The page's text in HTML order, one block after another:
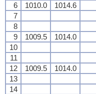
6
1010.0 1014.6
7
8
9
1009.5 1014.0
10
11
12
1009.5 1014.0
13
14